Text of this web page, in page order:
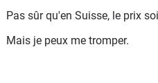
Pas sûr qu'en Suisse, le prix
Mais je peux me tromper.